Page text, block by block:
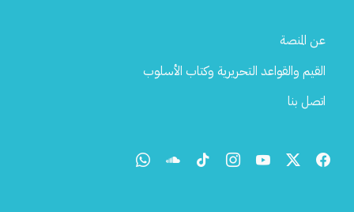
Footer
عن المنصة
القيم والقواعد التحريرية وكتاب الأسلوب
اتصل بنا